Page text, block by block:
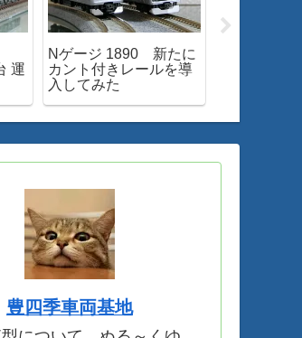
運
Nゲージ 1890 新たに
カント付きレールを導
入してみた
豊四季車両基地